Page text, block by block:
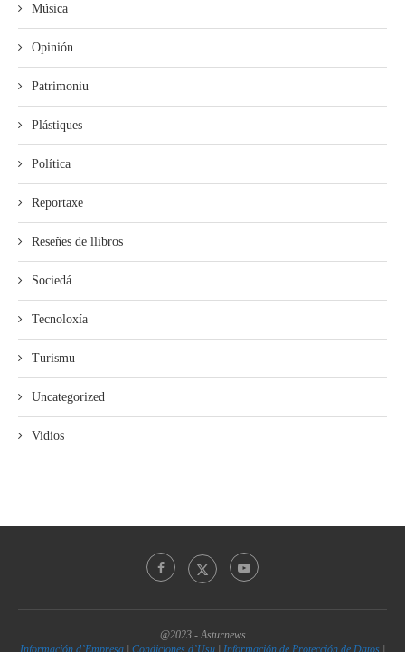
Música
Opinión
Patrimoniu
Plástiques
Política
Reportaxe
Reseñes de llibros
Sociedá
Tecnoloxía
Turismu
Uncategorized
Vidios
@2023 - Asturnews
Información d’Empresa | Condiciones d’Usu | Información de Protección de Datos |